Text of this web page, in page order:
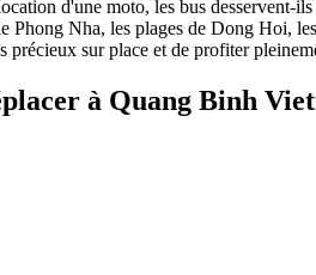
d'une moto,‎ les bus desservent-
Nha,‎ les plages de Dong Hoi,
précieux sur place et de profiter‎
à Quang Binh